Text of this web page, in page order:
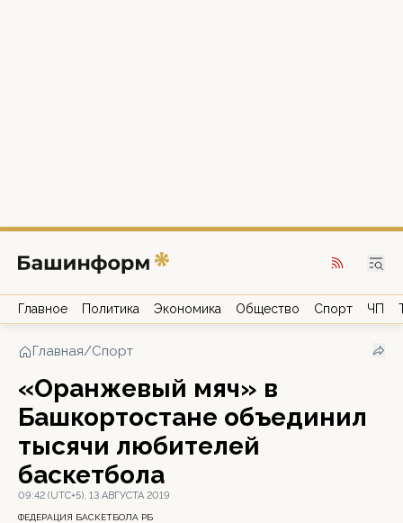
Главное Политика Экономика Общество Спорт ЧП
Главная/Спорт
«Оранжевый мяч» в
Башкортостане объединил
тысячи любителей
баскетбола
09:42 (UTC+5), 13 АВГУСТА 2019
ФЕДЕРАЦИЯ БАСКЕТБОЛА РБ